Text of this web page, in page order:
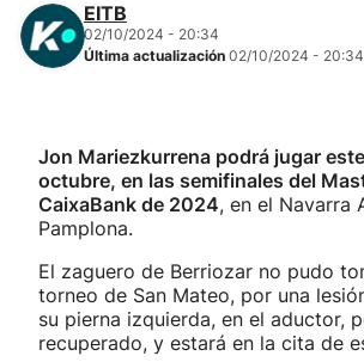
EITB
02/10/2024 - 20:34
Última actualización 02/10/2024 - 20:34
Jon Mariezkurrena podrá jugar
octubre, en las semifinales del
CaixaBank de 2024, en el Navarra
Pamplona.
El zaguero de Berriozar no pudo
torneo de San Mateo, por una
su pierna izquierda, en el aductor,
recuperado, y estará en la cita de